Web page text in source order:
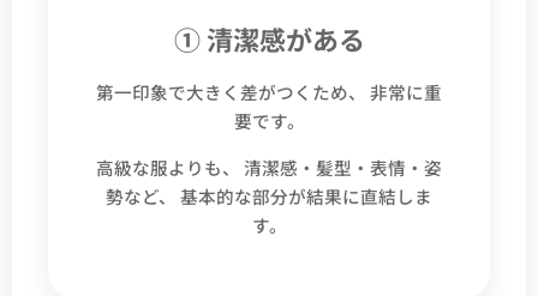
① 清潔感がある
第一印象で大きく差がつくため、 非常に重
要です。
高級な服よりも、 清潔感・髪型・表情・姿
勢など、 基本的な部分が結果に直結しま
す。